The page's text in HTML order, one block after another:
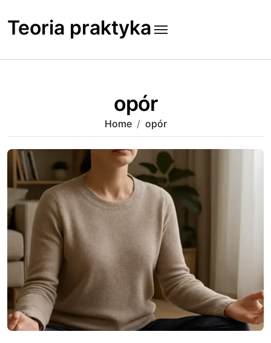
to
content
Teoria praktyka
opór
Home opór